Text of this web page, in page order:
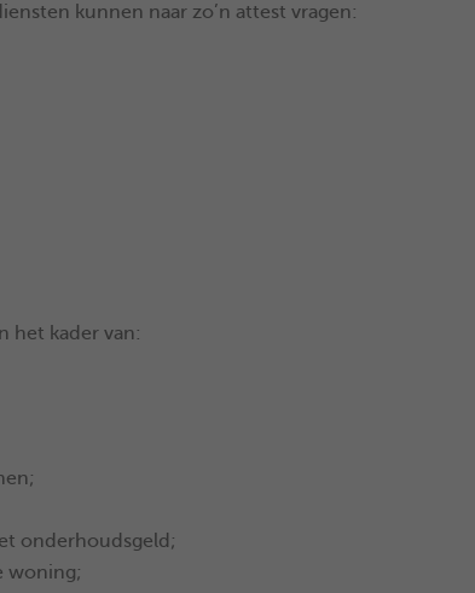
kunnen naar zo’n attest vragen:
het kader van:
onderhoudsgeld;
woning;